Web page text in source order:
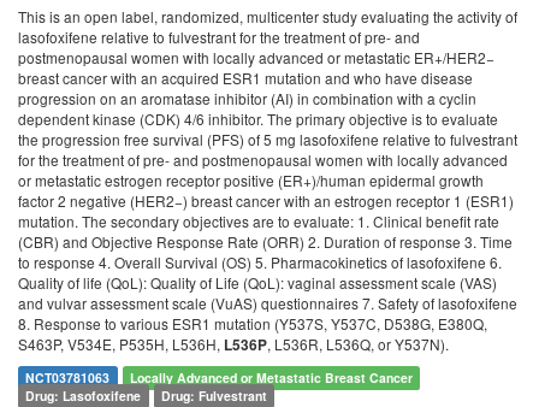
This is an open label, randomized, multicenter study evaluating the activity of
lasofoxifene relative to fulvestrant for the treatment of pre- and
postmenopausal women with locally advanced or metastatic ER+/HER2−
breast cancer with an acquired ESR1 mutation and who have disease
progression on an aromatase inhibitor (AI) in combination with a cyclin
dependent kinase (CDK) 4/6 inhibitor. The primary objective is to evaluate
the progression free survival (PFS) of 5 mg lasofoxifene relative to fulvestrant
for the treatment of pre- and postmenopausal women with locally advanced
or metastatic estrogen receptor positive (ER+)/human epidermal growth
factor 2 negative (HER2−) breast cancer with an estrogen receptor 1 (ESR1)
mutation. The secondary objectives are to evaluate: 1. Clinical benefit rate
(CBR) and Objective Response Rate (ORR) 2. Duration of response 3. Time
to response 4. Overall Survival (OS) 5. Pharmacokinetics of lasofoxifene 6.
Quality of life (QoL): Quality of Life (QoL): vaginal assessment scale (VAS)
and vulvar assessment scale (VuAS) questionnaires 7. Safety of lasofoxifene
8. Response to various ESR1 mutation (Y537S, Y537C, D538G, E380Q,
S463P, V534E, P535H, L536H, L536P, L536R, L536Q, or Y537N).
NCT03781063
Locally Advanced or Metastatic Breast Cancer
Drug: Lasofoxifene
Drug: Fulvestrant